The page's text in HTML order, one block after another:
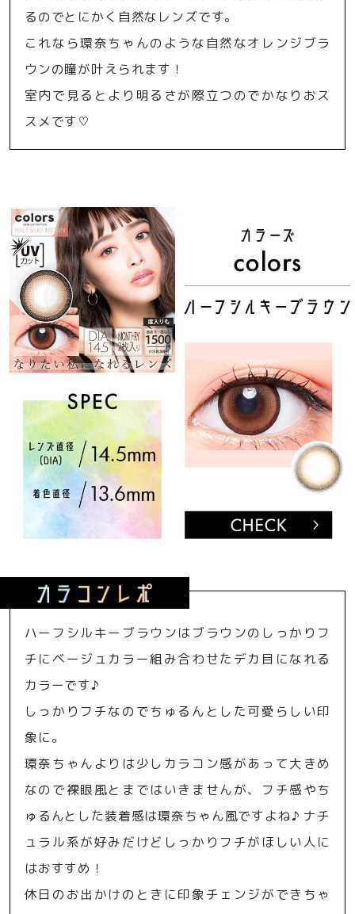
るのでとにかく自然なレンズです。
これなら環奈ちゃんのような自然なオレンジブラ
ウンの瞳が叶えられます！
室内で見るとより明るさが際立つのでかなりおス
スメです♡
ハーフシルキーブラウンはブラウンのしっかりフ
チにベージュカラー組み合わせたデカ目になれる
カラーです♪
しっかりフチなのでちゅるんとした可愛らしい印
象に。
環奈ちゃんよりは少しカラコン感があって大きめ
なので裸眼風とまではいきませんが、フチ感やち
ゅるんとした装着感は環奈ちゃん風ですよね♪ ナチ
ュラル系が好みだけどしっかりフチがほしい人に
はおすすめ！
休日のお出かけのときに印象チェンジができちゃ